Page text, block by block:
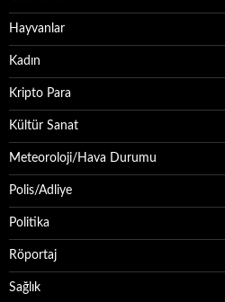
Hayvanlar
Kadın
Kripto Para
Kültür Sanat
Meteoroloji/Hava Durumu
Polis/Adliye
Politika
Röportaj
Sağlık